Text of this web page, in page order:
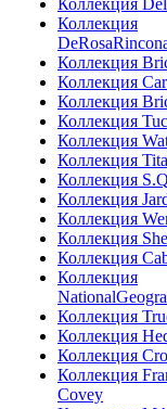
Коллекция
Коллекция
Коллекция
Коллекция
Коллекция
Коллекция
Коллекция
Коллекция
Коллекция
Коллекция
Коллекция
Коллекция
Коллекция
Коллекция
Коллекция
Коллекция
Коллекция
Коллекция
Covey